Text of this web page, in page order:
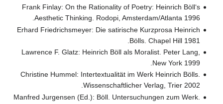
Frank Finlay: On the Rationality of Poetry: Heinrich Böll‘s
Aesthetic Thinking. Rodopi, Amsterdam/Atlanta 1996.
Erhard Friedrichsmeyer: Die satirische Kurzprosa Heinrich
Bölls. Chapel Hill 1981.
Lawrence F. Glatz: Heinrich Böll als Moralist. Peter Lang,
New York 1999.
Christine Hummel: Intertextualität im Werk Heinrich Bölls.
Wissenschaftlicher Verlag, Trier 2002.
Manfred Jurgensen (Ed.): Böll. Untersuchungen zum Werk.